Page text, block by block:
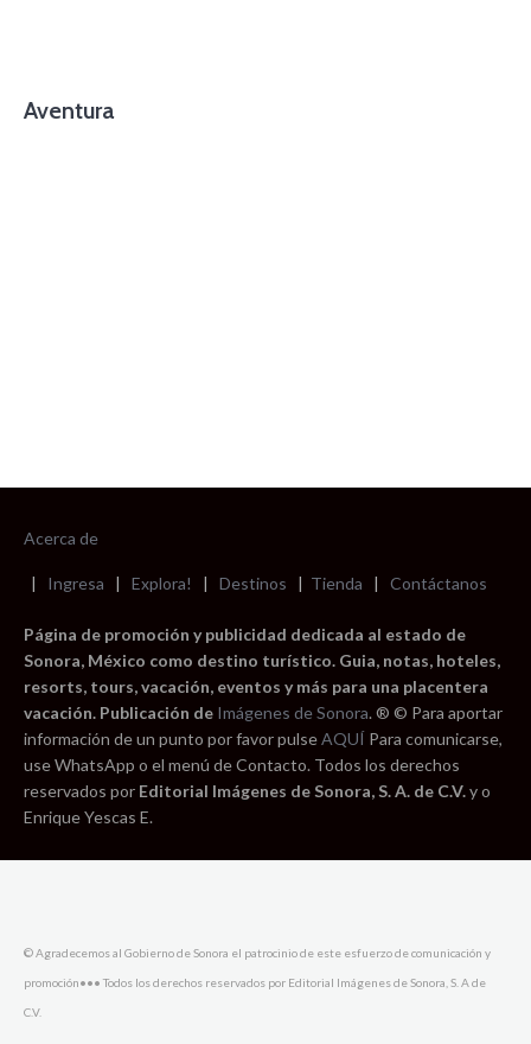
Aventura
Acerca de
| Ingresa | Explora! | Destinos | Tienda | Contáctanos
Página de promoción y publicidad dedicada al estado de
Sonora, México como destino turístico. Guia, notas, hoteles,
resorts, tours, vacación, eventos y más para una placentera
vacación. Publicación de Imágenes de Sonora. ® © Para aportar
información de un punto por favor pulseAQUÍ Para comunicarse,
use WhatsApp o el menú de Contacto. Todos los derechos
reservados por Editorial Imágenes de Sonora, S. A. de C.V.y o
Enrique Yescas E.
© Agradecemos al Gobierno de Sonora el patrocinio de este esfuerzo de comunicación y
promoción••• Todos los derechos reservados por Editorial Imágenes de Sonora, S. A de
C.V.